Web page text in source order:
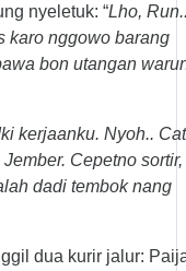
nyeletuk: “Lho,
karo nggowo barang
bon utangan
kerjaanku. Nyoh.. Cat
Cepetno sortir,
dadi tembok nang
dua kurir jalur: